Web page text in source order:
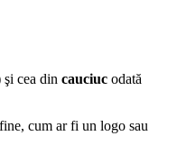
cea din cauciuc odată
cum ar fi un logo sau